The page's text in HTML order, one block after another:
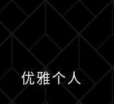
优雅个人